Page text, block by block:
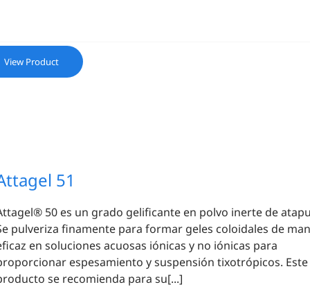
View Product
51
50 es un grado gelificante en polvo inerte de
pulveriza finamente para formar geles coloidales de
en soluciones acuosas iónicas y no iónicas para
espesamiento y suspensión tixotrópicos. Este
se recomienda para su[...]